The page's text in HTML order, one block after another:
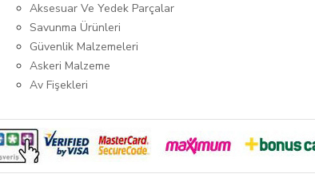
Aksesuar Ve Yedek Parçalar
Savunma Ürünleri
Güvenlik Malzemeleri
Askeri Malzeme
Av Fişekleri